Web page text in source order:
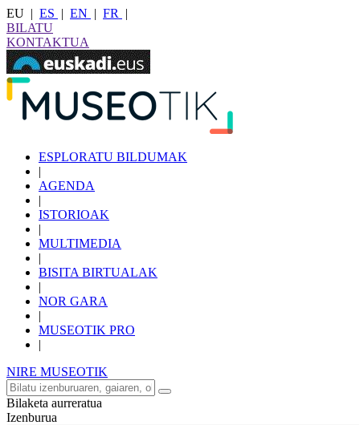
EU | ES | EN | FR
|
BILATU
KONTAKTUA
ESPLORATU BILDUMAK
|
AGENDA
|
ISTORIOAK
|
MULTIMEDIA
|
BISITA BIRTUALAK
|
NOR GARA
|
MUSEOTIK PRO
|
NIRE MUSEOTIK
Bilaketa aurreratua
Izenburua